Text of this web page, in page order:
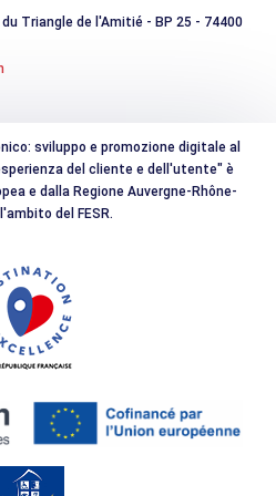
Triangle de l'Amitié - BP 25 - 74400
sviluppo e promozione digitale al
del cliente e dell'utente" è
e dalla Regione Auvergne-Rhône-
del FESR.